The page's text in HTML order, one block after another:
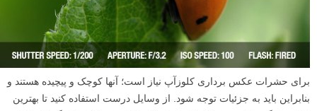
نکات آموزشی عکاسی از حشرات
نوشته شده در ۱۸ مرداد ۱۳۹۲